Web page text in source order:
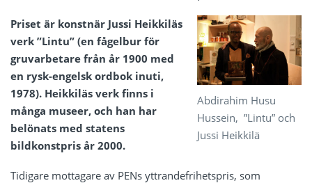
Abdirahim Husu
Hussein, ”Lintu” och
Jussi Heikkilä
Priset är konstnär Jussi Heikkiläs
verk ”Lintu” (en fågelbur för
gruvarbetare från år 1900 med
en rysk-engelsk ordbok inuti,
1978). Heikkiläs verk finns i
många museer, och han har
belönats med statens
bildkonstpris år 2000.
Tidigare mottagare av PENs yttrandefrihetspris, som